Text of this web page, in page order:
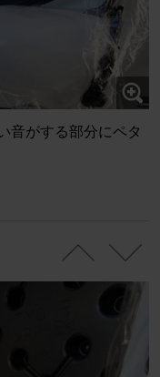
音がする部分にペタ